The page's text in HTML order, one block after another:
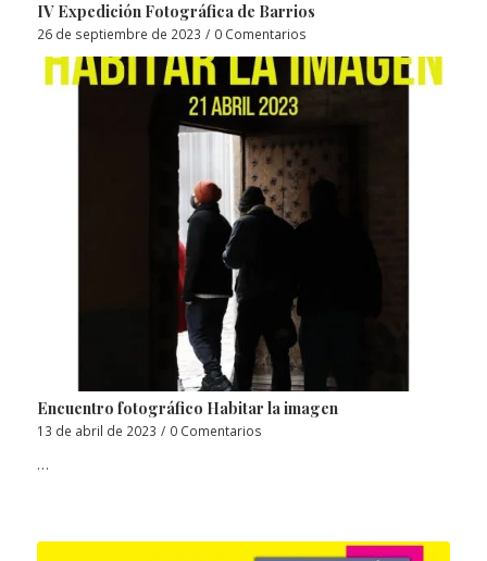
IV Expedición Fotográfica de Barrios
26 de septiembre de 2023 / 0 Comentarios
Encuentro fotográfico Habitar la imagen
13 de abril de 2023 / 0 Comentarios
…